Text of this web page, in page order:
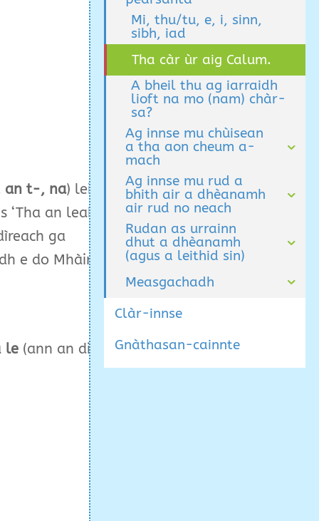
an t-, na) leis an
an leabhar aig
ga
e do Mhàiri.’]
le(ann an diofar
Mi, thu/tu, e, i, sinn,
sibh, iad
Tha càr ùr aig Calum.
A bheil thu ag iarraidh
lioft na mo (nam) chàr-
sa?
Ag innse mu chùisean
a tha aon cheum a-
mach
Ag innse mu rud a
bhith air a dhèanamh
air rud no neach
Rudan as urrainn
dhut a dhèanamh
(agus a leithid sin)
Measgachadh
Clàr-innse
Gnàthasan-cainnte